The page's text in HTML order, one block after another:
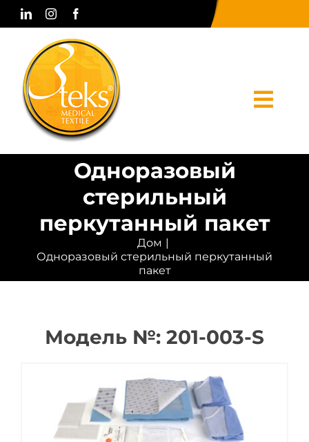
Skip
Дом
корпоративный
Продукты
Печатные СМИ
Каталог
Одноразовый
стерильный
перкутанный пакет
Дом
Одноразовый стерильный перкутанный
пакет
Модель №: 201-003-S